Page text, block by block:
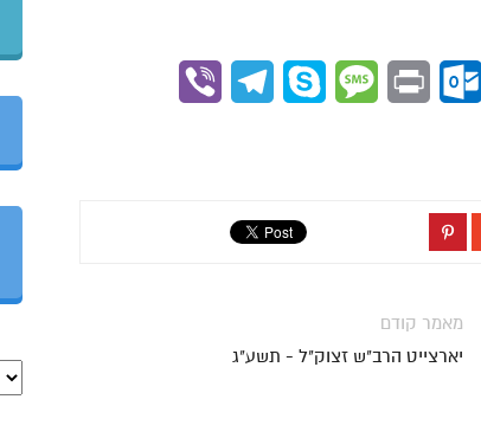
MySpace
Outlook.com
Print
Message
Skype
Telegram
מאמר קודם
יארצייט הרב"ש זצוק"ל - תשע"ג